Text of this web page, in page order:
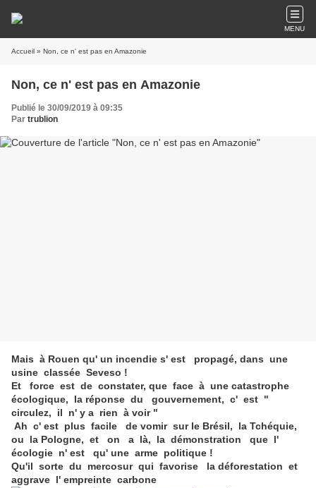
MENU
Accueil » Non, ce n' est pas en Amazonie
Non, ce n' est pas en Amazonie
Publié le 30/09/2019 à 09:35
Par trublion
Mais à Rouen qu' un incendie s' est propagé, dans une
usine classée Seveso !
Et force est de constater, que face à une catastrophe
écologique, la réponse du gouvernement, c' est "
circulez, il n' y a rien à voir "
Ah c' est plus facile de vomir sur le Brésil, la Tchéquie,
ou la Pologne, et on a là, la démonstration que l'
écologie n' est qu' une arme politique !
Qu'il sorte du mercosur qui favorise la déforestation et
aggrave l' empreinte carbone